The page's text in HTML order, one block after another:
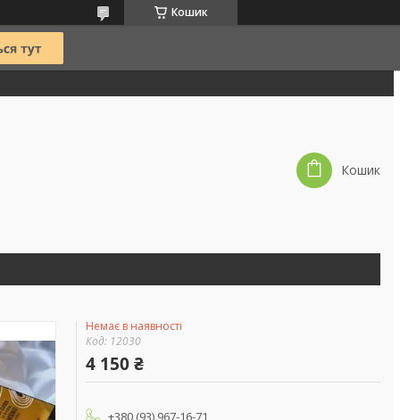
Кошик
Кошик
Немає в наявності
Код: 12030
4 150 ₴
+380 (93) 967-16-71